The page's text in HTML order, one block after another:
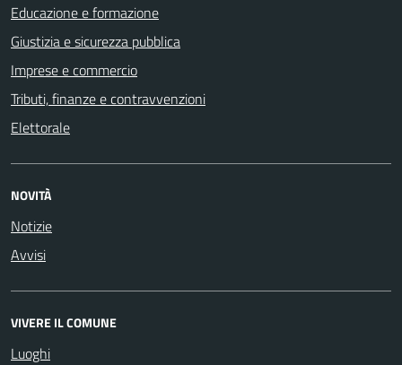
Educazione e formazione
Giustizia e sicurezza pubblica
Imprese e commercio
Tributi, finanze e contravvenzioni
Elettorale
NOVITÀ
Notizie
Avvisi
VIVERE IL COMUNE
Luoghi